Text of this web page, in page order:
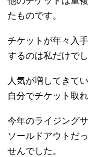
たものです。
チケットが年々入
するのは私だけでし
人気が増してきて
自分でチケット取
今年のライジング
ソールドアウトだ
せんでした。